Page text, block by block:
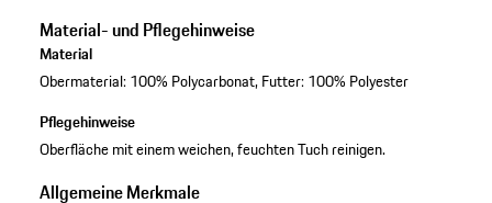
Material- und Pflegehinweise
Material
Obermaterial: 100% Polycarbonat, Futter: 100% Polyester
Pflegehinweise
Oberfläche mit einem weichen, feuchten Tuch reinigen.
Allgemeine Merkmale